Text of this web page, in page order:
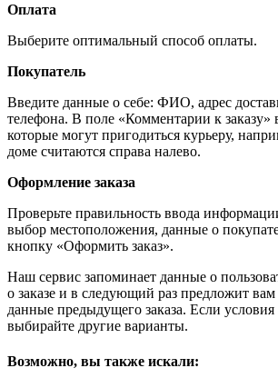
Оплата
Выберите оптимальный способ оплаты.
Покупатель
Введите данные о себе: ФИО, адрес
телефона. В поле «Комментарии к заказу»
которые могут пригодиться курьеру,
доме считаются справа налево.
Оформление заказа
Проверьте правильность ввода
выбор местоположения, данные о
кнопку «Оформить заказ».
Наш сервис запоминает данные о
о заказе и в следующий раз предложит
данные предыдущего заказа. Если условия
выбирайте другие варианты.
Возможно, вы также искали: